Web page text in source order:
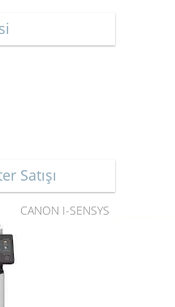
Satışı
CANON I-SENSYS